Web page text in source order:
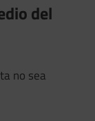
del
no sea